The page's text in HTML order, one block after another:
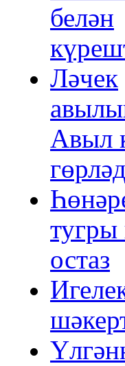
белән
Ләчек
Авыл
тугры
остаз